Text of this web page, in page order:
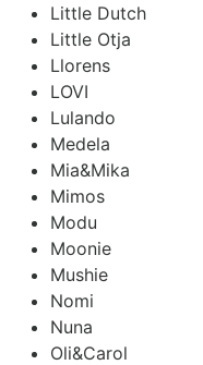
Little Dutch
Little Otja
Llorens
LOVI
Lulando
Medela
Mia&Mika
Mimos
Modu
Moonie
Mushie
Nomi
Nuna
Oli&Carol